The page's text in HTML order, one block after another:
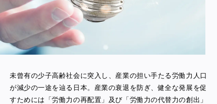
未曾有の少子高齢社会に突入し、産業の担い手たる労働力人口
が減少の一途を辿る日本。産業の衰退を防ぎ、健全な発展を促
すためには「労働力の再配置」及び「労働力の代替力の創出」